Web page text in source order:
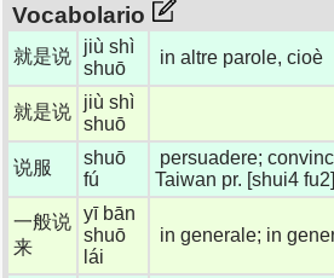
Vocabolario
就是说
jiù shì
shuō
in altre parole, cioè
就是说
jiù shì
shuō
说服
shuō
fú
persuadere;
Taiwan pr. [shui4 fu2]
一般说
来
yī bān
shuō
lái
in generale; in